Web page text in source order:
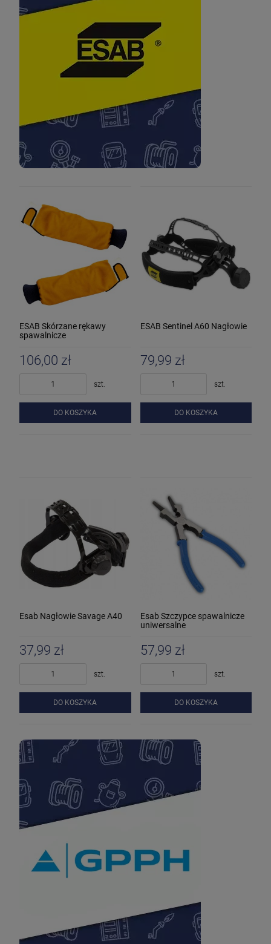
ESAB Skórzane rękawy
spawalnicze
106,00 zł
szt.
DO KOSZYKA
ESAB Sentinel A60 Nagłowie
79,99 zł
szt.
DO KOSZYKA
Esab Nagłowie Savage A40
37,99 zł
szt.
DO KOSZYKA
Esab Szczypce spawalnicze
uniwersalne
57,99 zł
szt.
DO KOSZYKA